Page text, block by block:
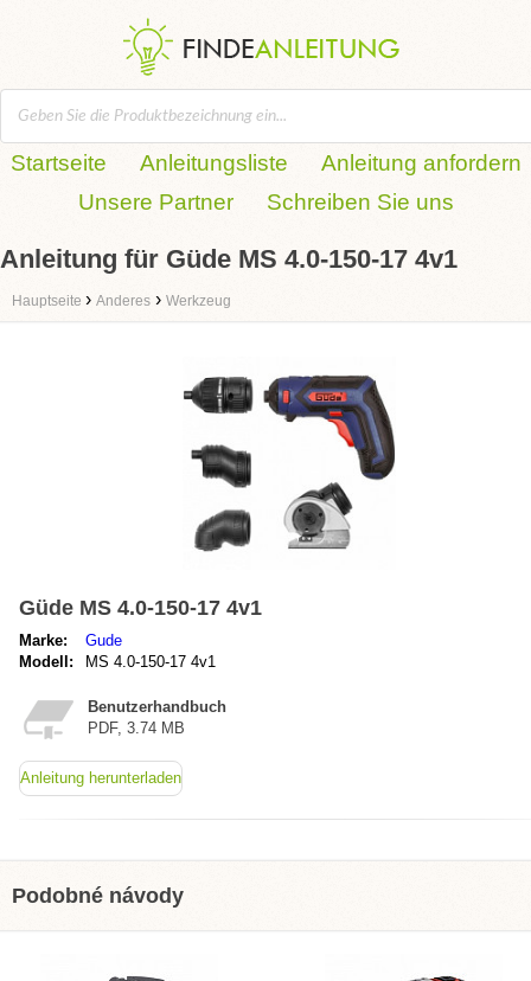
Startseite Anleitungsliste
Anleitung anfordern
Unsere Partner
Schreiben Sie uns
Anleitung für Güde MS 4.0-150-17 4v1
Hauptseite › Anderes › Werkzeug
Güde MS 4.0-150-17 4v1
Marke:
Gude
Modell:
MS 4.0-150-17 4v1
Benutzerhandbuch
PDF, 3.74 MB
Anleitung herunterladen
Podobné návody